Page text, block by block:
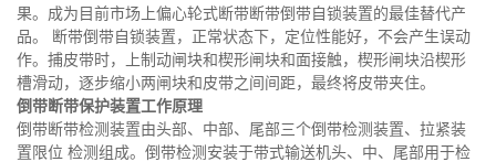
果。成为目前市场上偏心轮式断带断带倒带自锁装置的最佳替代产
品。 断带倒带自锁装置，正常状态下，定位性能好，不会产生误动
作。捕皮带时，上制动闸块和楔形闸块和面接触，楔形闸块沿楔形
槽滑动，逐步缩小两闸块和皮带之间间距，最终将皮带夹住。
倒带断带保护装置工作原理
倒带断带检测装置由头部、中部、尾部三个倒带检测装置、拉紧装
置限位 检测组成。倒带检测安装于带式输送机头、中、尾部用于检